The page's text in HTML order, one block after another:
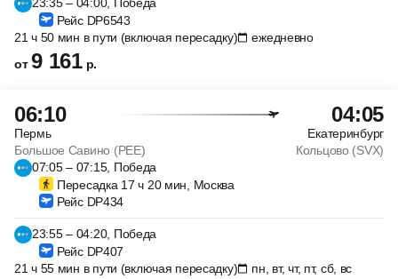
Рейс DP6543
21 ч 50 мин в пути (включая пересадку)
ежедневно
от9 161 р.
06:10 04:05
Пермь
Екатеринбург
Большое Савино (PEE)
Кольцово (SVX)
07:05 – 07:15, Победа
Пересадка 17 ч 20 мин, Москва
Рейс DP434
23:55 – 04:20, Победа
Рейс DP407
21 ч 55 мин в пути (включая пересадку)
пн, вт, чт, пт, сб, вс